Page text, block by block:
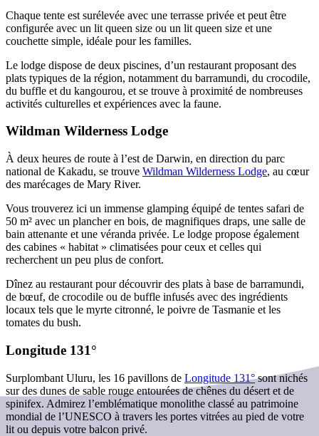
Chaque tente est surélevée avec une terrasse privée et peut être
configurée avec un lit queen size ou un lit queen size et une
couchette simple, idéale pour les familles.
Le lodge dispose de deux piscines, d’un restaurant proposant des
plats typiques de la région, notamment du barramundi, du crocodile,
du buffle et du kangourou, et se trouve à proximité de nombreuses
activités culturelles et expériences avec la faune.
Wildman Wilderness Lodge
À deux heures de route à l’est de Darwin, en direction du parc
national de Kakadu, se trouve Wildman Wilderness Lodge, au cœur
des marécages de Mary River.
Vous trouverez ici un immense glamping équipé de tentes safari de
50 m² avec un plancher en bois, de magnifiques draps, une salle de
bain attenante et une véranda privée. Le lodge propose également
des cabines « habitat » climatisées pour ceux et celles qui
recherchent un peu plus de confort.
Dînez au restaurant pour découvrir des plats à base de barramundi,
de bœuf, de crocodile ou de buffle infusés avec des ingrédients
locaux tels que le myrte citronné, le poivre de Tasmanie et les
tomates du bush.
Longitude 131°
Surplombant Uluru, les 16 pavillons de Longitude 131°sont nichés
sur des dunes de sable rouge entourées de chênes du désert et de
spinifex. Admirez l’emblématique monolithe classé au patrimoine
mondial de l’UNESCO à travers les portes vitrées au pied de votre
lit ou depuis votre balcon privé.